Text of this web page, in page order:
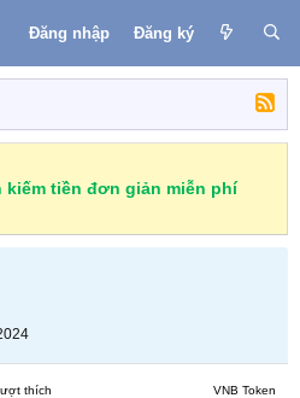
Đăng nhập Đăng ký
kiếm tiền đơn giản miễn phí
thích VNB Token